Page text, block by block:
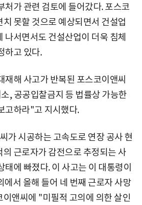
처가 관련 검토에 들어갔다. 포스코
못할 것으로 예상되면서 건설업
나서면서도 건설산업이 더욱 침체
하고 있다.
재해 사고가 반복된 포스코이앤씨
, 공공입찰금지 등 법률상 가능한
고하라"고 지시했다.
가 시공하는 고속도로 연장 공사 현
근로자가 감전으로 추정되는 사
태에 빠졌다. 이 사고는 이 대통령이
에서 올해 들어 네 번째 근로자 사망
앤씨에 "미필적 고의에 의한 살인